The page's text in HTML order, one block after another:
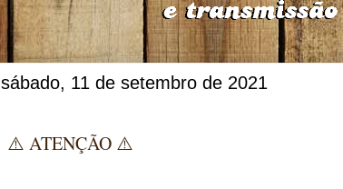
sábado, 11 de setembro de 2021
⚠️ ATENÇÃO ⚠️